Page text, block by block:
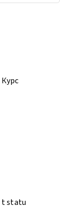
Курс
t statu